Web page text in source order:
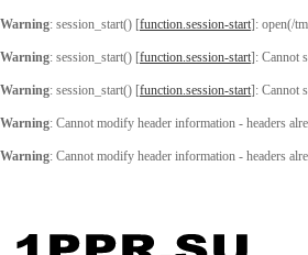
Warning: session_start() [function.session-start]: open(/
Warning: session_start() [function.session-start]: Cannot
Warning: session_start() [function.session-start]: Cannot
Warning: Cannot modify header information - headers
Warning: Cannot modify header information - headers